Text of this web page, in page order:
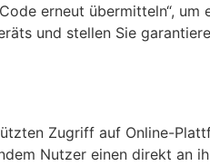
erneut übermitteln“, um
und stellen Sie
Zugriff auf Online-
Nutzer einen direkt an